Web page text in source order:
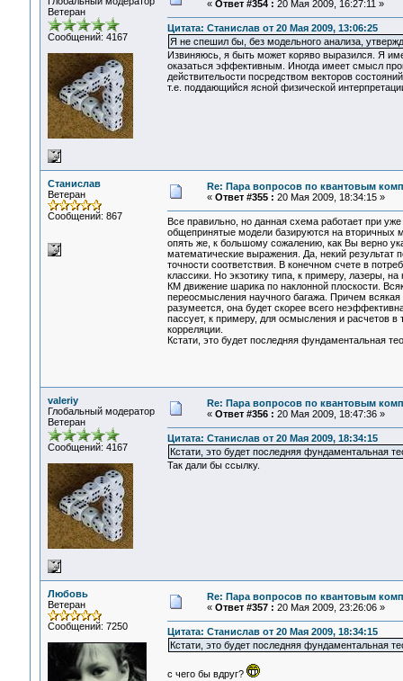
Ветеран
Сообщений: 4167
« Ответ #354 : 20 Мая 2009, 16:27:11 »
Цитата: Станислав от 20 Мая 2009, 13:06:25
Я не спешил бы, без модельного анализа,
Извиняюсь, я быть может коряво выразился. Я
оказаться эффективным. Иногда имеет смысл
действительости посредством векторов
т.е. поддающийся ясной физической
Станислав
Ветеран
Сообщений: 867
Re: Пара вопросов по квантовым
« Ответ #355 : 20 Мая 2009, 18:34:15 »
Все правильно, но данная схема работает при
общепринятые модели базируются на вторичных
опять же, к большому сожалению, как Вы верно
математические выражения. Да, некий результат
точности соответствия. В конечном счете в
классики. Но экзотику типа, к примеру, лазеры,
КМ движение шарика по наклонной плоскости.
переосмысления научного багажа. Причем
разумеется, она будет скорее всего
пассует, к примеру, для осмысления и расчетов
корреляции.
Кстати, это будет последняя фундаментальная
valeriy
Глобальный модератор
Ветеран
Сообщений: 4167
Re: Пара вопросов по квантовым
« Ответ #356 : 20 Мая 2009, 18:47:36 »
Цитата: Станислав от 20 Мая 2009, 18:34:15
Кстати, это будет последняя фундаментальная
Так дали бы ссылку.
Любовь
Ветеран
Сообщений: 7250
Re: Пара вопросов по квантовым
« Ответ #357 : 20 Мая 2009, 23:26:06 »
Цитата: Станислав от 20 Мая 2009, 18:34:15
Кстати, это будет последняя фундаментальная
с чего бы вдруг?